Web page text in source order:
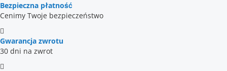
Bezpieczna płatność
Cenimy Twoje bezpieczeństwo
Gwarancja zwrotu
30 dni na zwrot